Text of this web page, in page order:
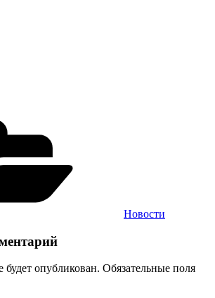
Новости
будет опубликован. Обязательные поля